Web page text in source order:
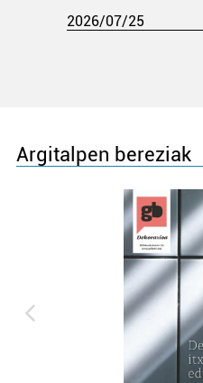
2026/07/25
Argitalpen bereziak